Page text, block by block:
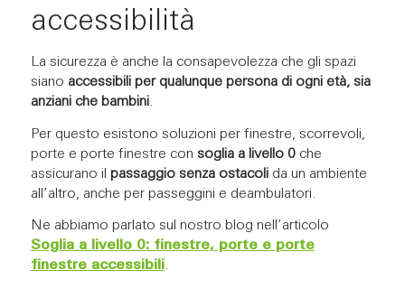
accessibilità
La sicurezza è anche la consapevolezza che gli spazi
siano accessibili per qualunque persona di ogni età, sia
anziani che bambini.
Per questo esistono soluzioni per finestre, scorrevoli,
porte e porte finestre con soglia a livello 0che
assicurano il passaggio senza ostacolida un ambiente
all’altro, anche per passeggini e deambulatori.
Ne abbiamo parlato sul nostro blog nell’articolo
Soglia a livello 0: finestre, porte e porte
finestre accessibili.